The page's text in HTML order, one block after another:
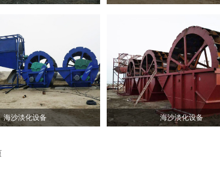
海沙淡化设备 海沙淡化设备